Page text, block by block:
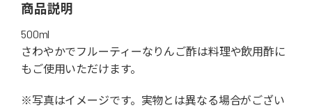
商品説明
500ml
さわやかでフルーティーなりんご酢は料理や飲用酢に
もご使用いただけます。
※写真はイメージです。実物とは異なる場合がござい